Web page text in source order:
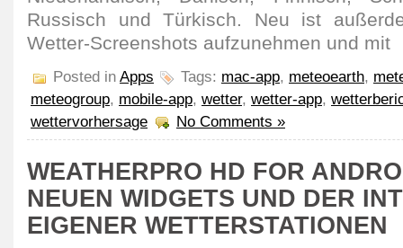
Russisch und Türkisch. Neu ist
Wetter-Screenshots aufzunehmen und mit
Posted in Apps Tags: mac-app, meteoearth,
meteogroup, mobile-app, wetter, wetter-app,
wettervorhersage
No Comments »
WEATHERPRO HD FOR
NEUEN WIDGETS UND DER
EIGENER WETTERSTATIONEN